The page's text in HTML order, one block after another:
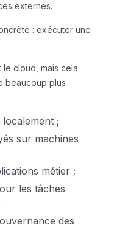
externes.
: exécuter une
cloud, mais cela
beaucoup plus
;
sur machines
métier ;
les tâches
des